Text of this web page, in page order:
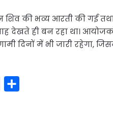
की भव्य आरती की गई तथा
देखते ही बन रहा था।
दिनों में भी जारी रहेगा,